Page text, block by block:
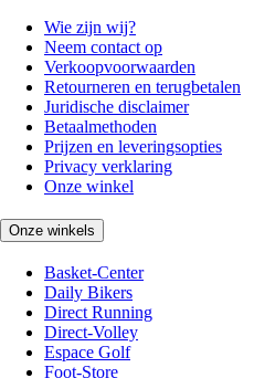
Wie zijn wij?
Neem contact op
Verkoopvoorwaarden
Retourneren en terugbetalen
Juridische disclaimer
Betaalmethoden
Prijzen en leveringsopties
Privacy verklaring
Onze winkel
Onze winkels
Basket-Center
Daily Bikers
Direct Running
Direct-Volley
Espace Golf
Foot-Store